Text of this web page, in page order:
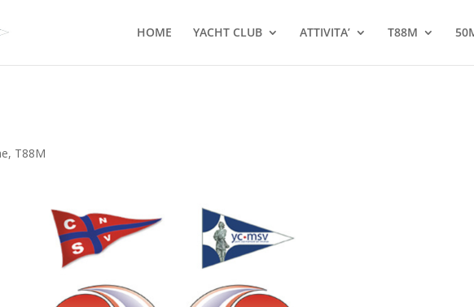
HOME YACHT CLUB ATTIVITA’ T88M
, T88M